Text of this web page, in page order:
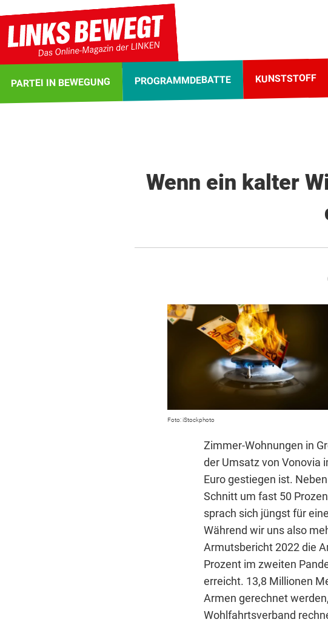
PARTEI IN BEWEGUNG PROGRAMMDEBATTE KUNSTSTOFF
Wenn ein kalter
iStockphoto
Zimmer-Wohnungen in
der Umsatz von Vonovia
Euro gestiegen ist.
Schnitt um fast 50
sprach sich jüngst für
Während wir uns also
Armutsbericht 2022 die
Prozent im zweiten
erreicht. 13,8 Millionen
Armen gerechnet
Wohlfahrtsverband